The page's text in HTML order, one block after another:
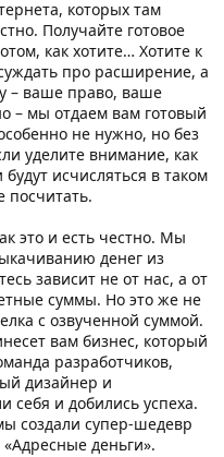
которых там
Получайте готовое
как хотите… Хотите к
про расширение, а
– ваше право, ваше
– мы отдаем вам готовый
не нужно, но без
уделите внимание, как
исчисляться в таком
посчитать.
это и есть честно. Мы
денег из
зависит не от нас, а от
суммы. Но это же не
с озвученной суммой.
вам бизнес, который
разработчиков,
дизайнер и
себя и добились успеха.
создали супер-шедевр
деньги».